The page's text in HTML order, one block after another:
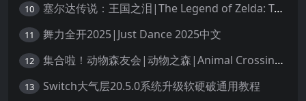
10 塞尔达传说：王国之泪|The Legend of Zelda: Tears of the Kingdom中文
11 舞力全开2025|Just Dance 2025中文
12 集合啦！动物森友会|动物之森|Animal Crossing: New Horizons中文
13 Switch大气层20.5.0系统升级软硬破通用教程